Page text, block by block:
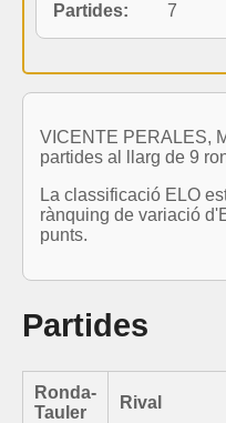
Partides:
7
VICENTE PERALES,
partides al llarg de 9
La classificació ELO
rànquing de variació
punts.
Partides
Ronda-
Tauler
Rival